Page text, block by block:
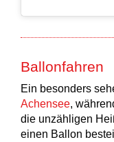
Ballonfahren
Ein besonders
Achensee,
die unzähligen
einen Ballon